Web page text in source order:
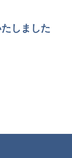
しました